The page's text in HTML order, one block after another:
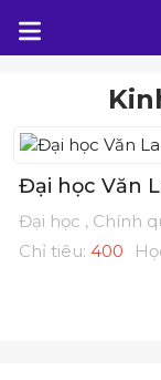
Đại học Văn
Đại học , Chính
Chỉ tiêu: 400